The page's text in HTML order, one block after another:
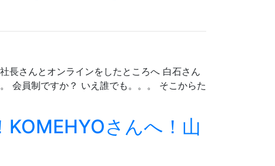
長さんとオンラインをしたところへ 白石さん
会員制ですか？ いえ誰でも。。。 そこからた
さんへ！山